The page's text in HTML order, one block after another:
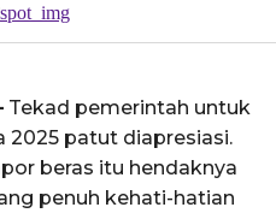
Tekad pemerintah untuk
2025 patut diapresiasi.
beras itu hendaknya
penuh kehati-hatian